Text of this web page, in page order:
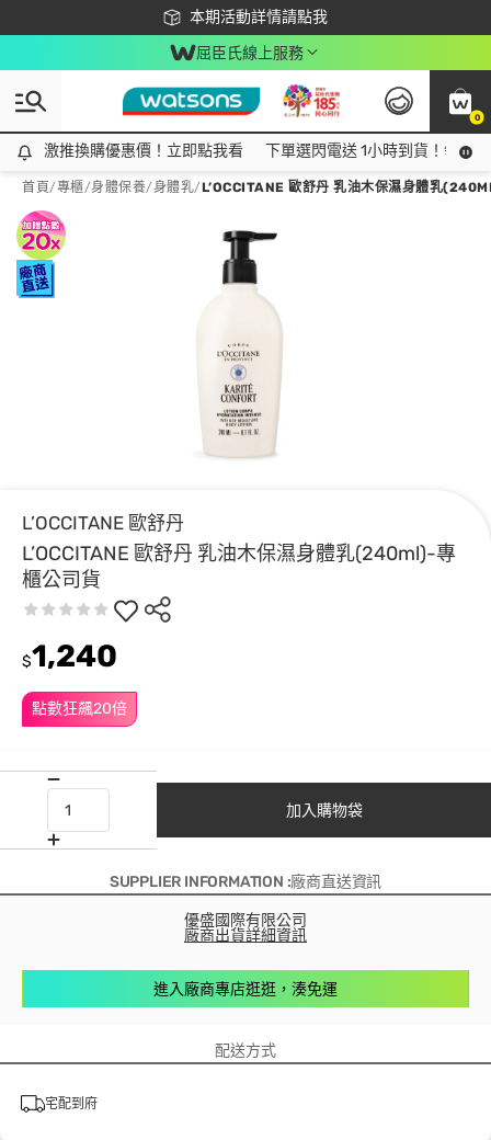
本期活動詳情請點我
下載app最高回饋$350
屈臣氏線上服務
0
激推換購優惠價！立即點我看
激推換購優惠價！立即點我看 下單選閃電送 1小時到貨！領神
首頁/專櫃/身體保養/身體乳/L’OCCITANE 歐舒丹 乳油木保濕身體乳
L’OCCITANE 歐舒丹
L’OCCITANE 歐舒丹 乳油木保濕身體乳(240ml)-專
櫃公司貨
點數狂飆20倍
$1,240
加入購物袋
SUPPLIER INFORMATION :廠商直送資訊
優盛國際有限公司
廠商出貨詳細資訊
進入廠商專店逛逛，湊免運
配送方式
宅配到府